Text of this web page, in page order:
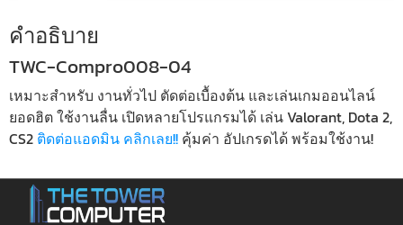
คำอธิบาย
TWC-Compro008-04
เหมาะสำหรับ งานทั่วไป ตัดต่อเบื้องต้น และเล่นเกมออนไลน์
ยอดฮิต ใช้งานลื่น เปิดหลายโปรแกรมได้ เล่น Valorant, Dota 2,
CS2 ติดต่อแอดมิน คลิกเลย!! คุ้มค่า อัปเกรดได้ พร้อมใช้งาน!